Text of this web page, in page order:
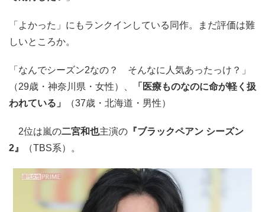
「よかった」にもランクインしている同作。まだ評価は難
しいところか。
「なんでシーズン2なの？ そんなに人気あったっけ？」
（29歳・神奈川県・女性）、
「医療ものなのに命が軽く扱
われている」
（37歳・北海道・男性）
2位は嵐の二宮和也主演の 『ブラックペアン シーズン
2』
（TBS系）。